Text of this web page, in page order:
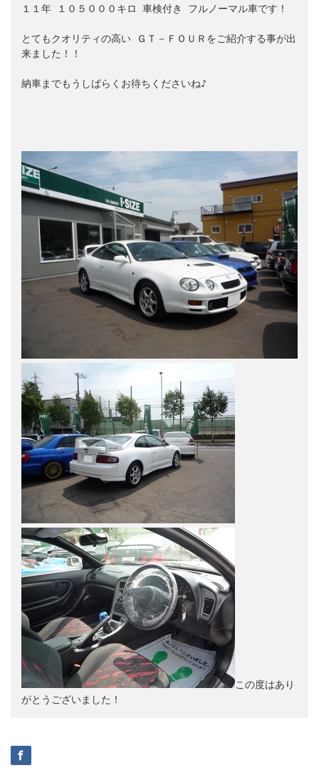
１１年 １０５０００キロ 車検付き フルノーマル車です！
とてもクオリティの高い ＧＴ－ＦＯＵＲをご紹介する事が出
来ました！！
納車までもうしばらくお待ちくださいね♪
この度はあり
がとうございました！